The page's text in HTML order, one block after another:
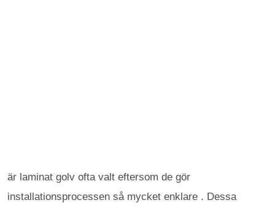
är laminat golv ofta valt eftersom de gör
installationsprocessen så mycket enklare . Dessa